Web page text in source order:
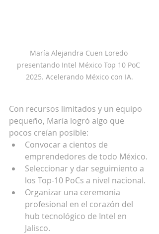
María Alejandra Cuen Loredo
presentando Intel México Top 10 PoC
2025. Acelerando México con IA.
Con recursos limitados y un equipo
pequeño, María logró algo que
pocos creían posible:
Convocar a cientos de
emprendedores de todo México.
Seleccionar y dar seguimiento a
los Top-10 PoCs a nivel nacional.
Organizar una ceremonia
profesional en el corazón del
hub tecnológico de Intel en
Jalisco.